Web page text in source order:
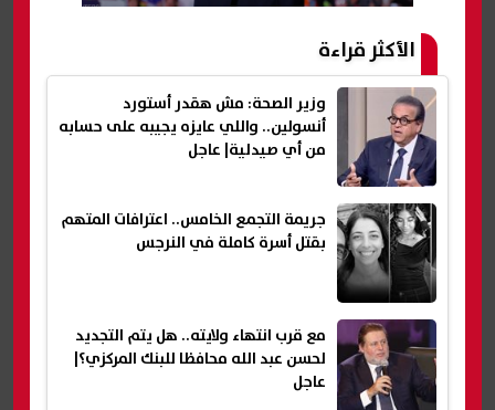
الأكثر قراءة
وزير الصحة: مش هقدر أستورد
أنسولين.. واللي عايزه يجيبه على حسابه
من أي صيدلية| عاجل
جريمة التجمع الخامس.. اعترافات المتهم
بقتل أسرة كاملة في النرجس
مع قرب انتهاء ولايته.. هل يتم التجديد
لحسن عبد الله محافظا للبنك المركزي؟|
عاجل